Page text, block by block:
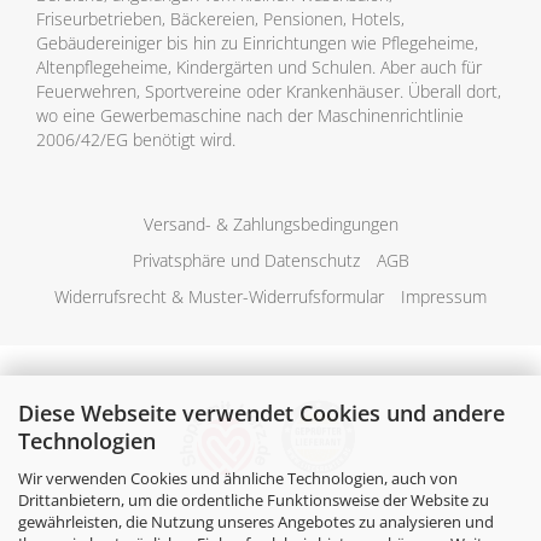
Diese Webseite verwendet Cookies und andere
Technologien
Wir verwenden Cookies und ähnliche Technologien, auch von
Drittanbietern, um die ordentliche Funktionsweise der Website zu
gewährleisten, die Nutzung unseres Angebotes zu analysieren und
Friseurbetrieben, Bäckereien, Pensionen, Hotels,
Gebäudereiniger bis hin zu Einrichtungen wie Pflegeheime,
Altenpflegeheime, Kindergärten und Schulen. Aber auch für
Feuerwehren, Sportvereine oder Krankenhäuser. Überall dort,
wo eine Gewerbemaschine nach der Maschinenrichtlinie
2006/42/EG benötigt wird.
Versand- & Zahlungsbedingungen
Privatsphäre und Datenschutz
AGB
Widerrufsrecht & Muster-Widerrufsformular
Impressum